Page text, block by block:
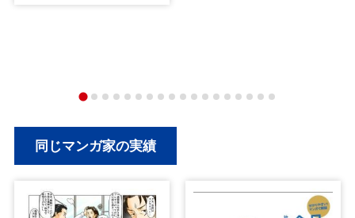
同じマンガ家の実績